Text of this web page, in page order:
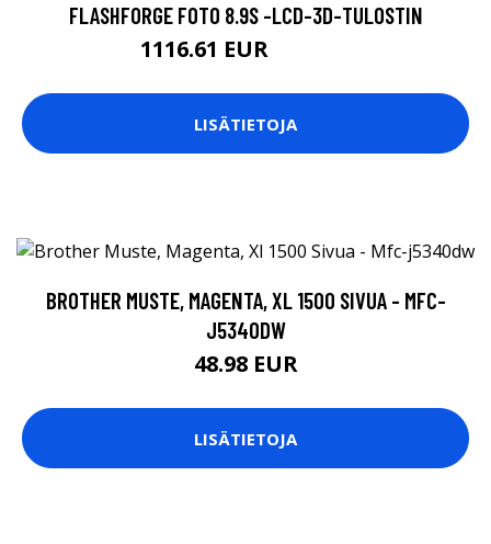
FLASHFORGE FOTO 8.9S -LCD-3D-TULOSTIN
1116.61 EUR
LISÄTIETOJA
BROTHER MUSTE, MAGENTA, XL 1500 SIVUA - MFC-
J5340DW
48.98 EUR
LISÄTIETOJA